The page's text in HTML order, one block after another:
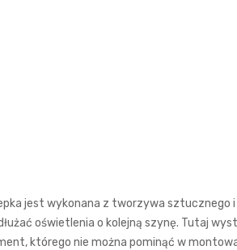
jest wykonana z tworzywa sztucznego
oświetlenia o kolejną szynę. Tutaj
którego nie można pominąć w